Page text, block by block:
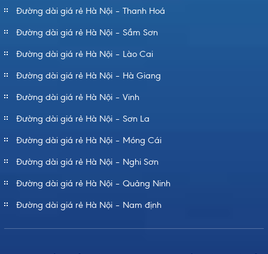
Đường dài giá rẻ Hà Nội – Thanh Hoá
Đường dài giá rẻ Hà Nội – Sầm Sơn
Đường dài giá rẻ Hà Nội – Lào Cai
Đường dài giá rẻ Hà Nội – Hà Giang
Đường dài giá rẻ Hà Nội – Vinh
Đường dài giá rẻ Hà Nội – Sơn La
Đường dài giá rẻ Hà Nội – Móng Cái
Đường dài giá rẻ Hà Nội – Nghi Sơn
Đường dài giá rẻ Hà Nội – Quảng Ninh
Đường dài giá rẻ Hà Nội – Nam định